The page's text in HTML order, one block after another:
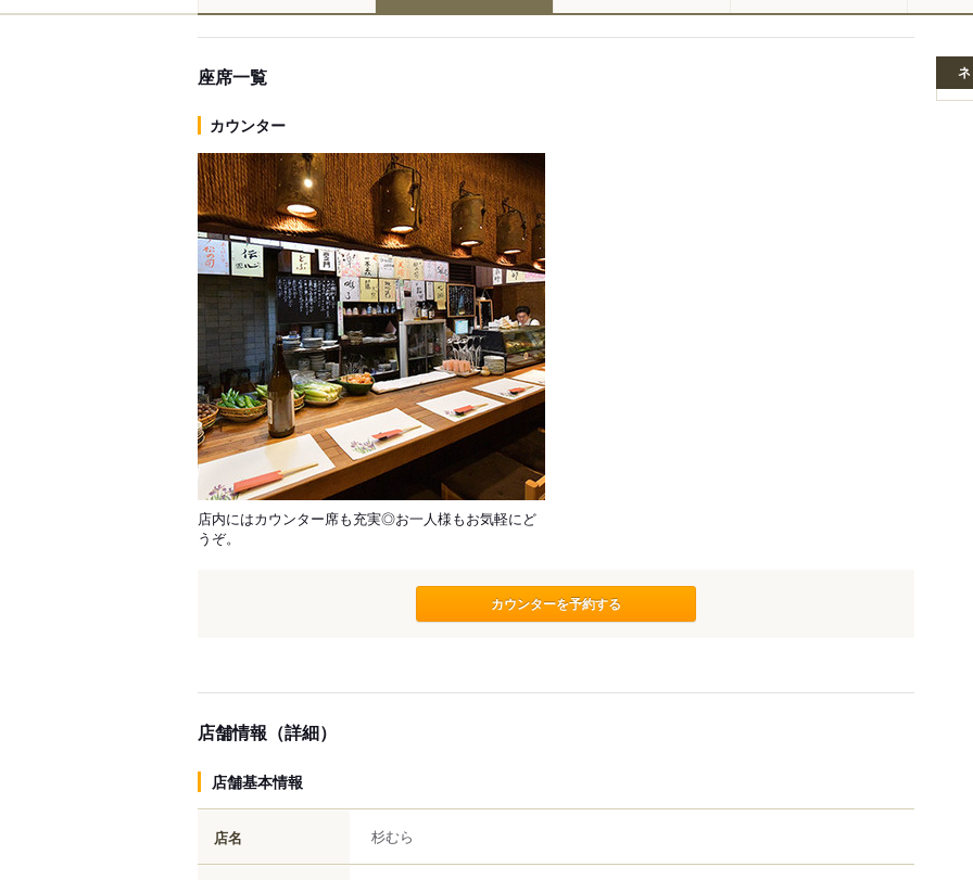
座席一覧
カウンター
店内にはカウンター席も充実◎お一人様もお気軽にど
うぞ。
カウンターを予約する
店舗情報（詳細）
店舗基本情報
店名 杉むら